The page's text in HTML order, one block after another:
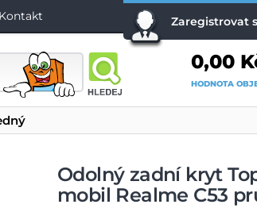
Kontakt Zaregistrovat
0,00
HODNOTA
Odolný zadní kryt
mobil Realme C53